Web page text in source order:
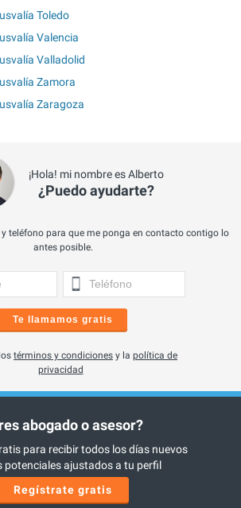
Toledo
Valencia
Valladolid
Zamora
Zaragoza
¡Hola! mi nombre es Alberto
¿Puedo ayudarte?
teléfono para que me ponga en contacto contigo lo
antes posible.
Te llamamos gratis
términos y condiciones y la política de
privacidad
abogado o asesor?
para recibir todos los días nuevos
potenciales ajustados a tu perfil
Regístrate gratis